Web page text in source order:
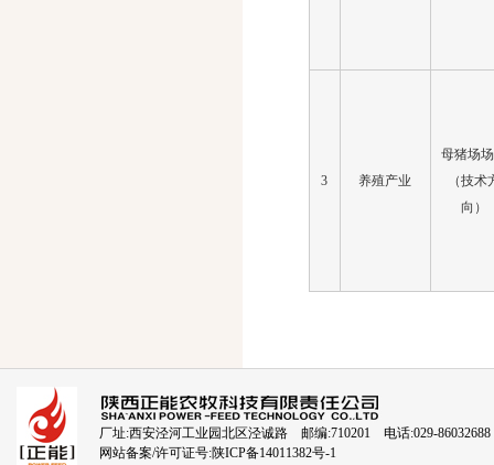
3 养殖产业
母猪场
（技术
向）
厂址:西安泾河工业园北区泾诚路 邮编:710201 电话:029-86032688
网站备案/许可证号:陕ICP备14011382号-1